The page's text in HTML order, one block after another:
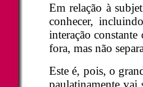
Em relação à
conhecer,
interação
fora, mas não
Este é, pois, o
paulatinamente vai